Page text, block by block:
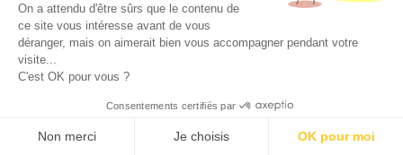
Mentions légales
Politique de confidentialité
immobilier en passant chez Assurly ! Ces économies se basent sur
On a attendu d'être sûrs que le contenu de
ce site vous intéresse avant de vous
déranger, mais on aimerait bien vous accompagner pendant votre
visite...
C'est OK pour vous ?
Consentements certifiés par
Non merci Je choisis OK pour moi